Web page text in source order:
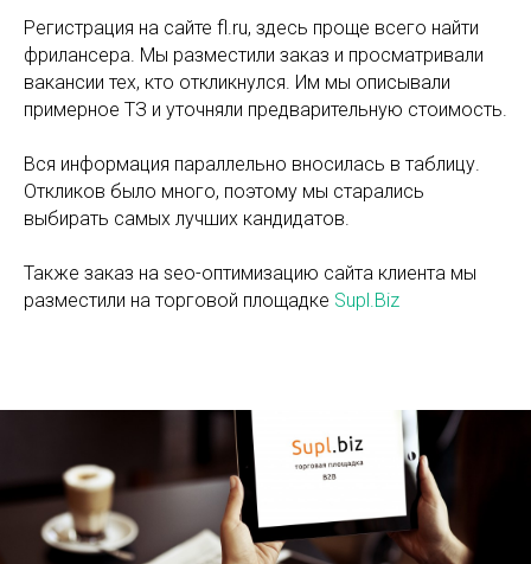
Регистрация на сайте fl.ru, здесь проще всего найти
фрилансера. Мы разместили заказ и просматривали
вакансии тех, кто откликнулся. Им мы описывали
примерное ТЗ и уточняли предварительную стоимость.
Вся информация параллельно вносилась в таблицу.
Откликов было много, поэтому мы старались
выбирать самых лучших кандидатов.
Также заказ на seo-оптимизацию сайта клиента мы
разместили на торговой площадке Supl.Biz